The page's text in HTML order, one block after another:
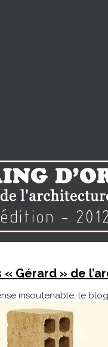
Gérard » de
insoutenable, le